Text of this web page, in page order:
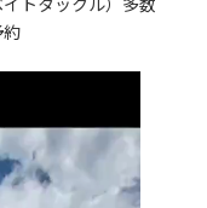
イトタックル）多数
約